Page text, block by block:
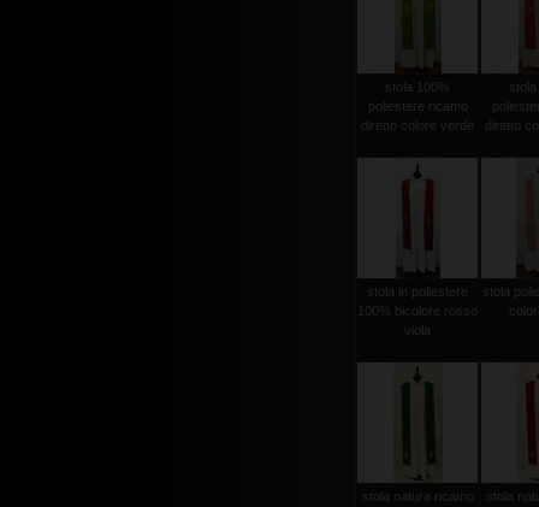
stola 100%
poliestere ricamo
diretto colore verde
diretto
stola in poliestere
100% bicolore rosso
viola
stola
stola natura ricamo
stola